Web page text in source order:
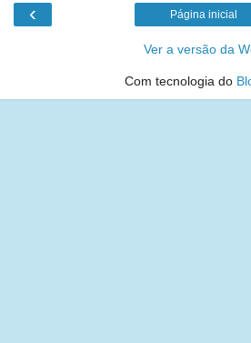
‹ Página inicial
Ver a versão da
Com tecnologia do